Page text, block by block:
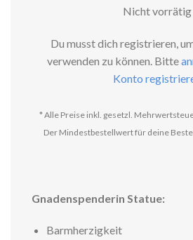
Nicht vorrätig
Du musst dich registrieren,
verwenden zu können. Bitte
Konto
* Alle Preise inkl. gesetzl.
Der Mindestbestellwert für deine
Gnadenspenderin Statue:
Barmherzigkeit